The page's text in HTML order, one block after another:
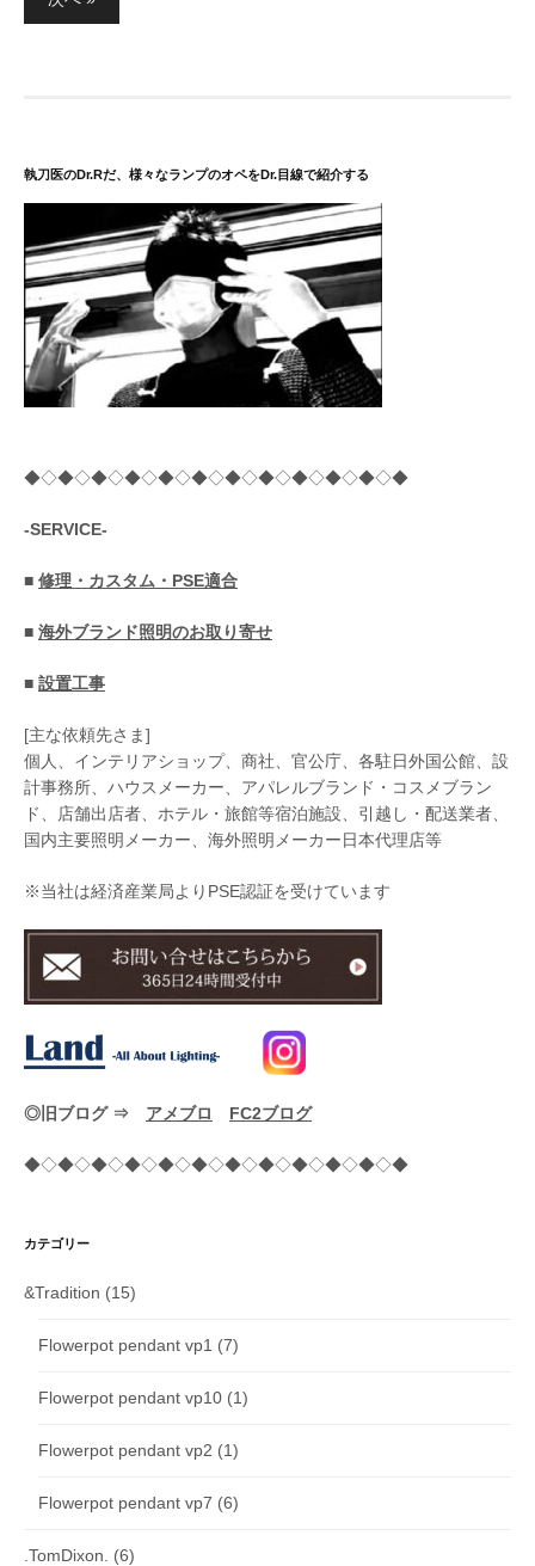
り
執刀医のDr.Rだ、様々なランプのオペをDr.目線で紹介する
◆◇◆◇◆◇◆◇◆◇◆◇◆◇◆◇◆◇◆◇◆◇◆
-SERVICE-
■ 修理・カスタム・PSE適合
■ 海外ブランド照明のお取り寄せ
■ 設置工事
[主な依頼先さま]
個人、インテリアショップ、商社、官公庁、各駐日外国公館、設
計事務所、ハウスメーカー、アパレルブランド・コスメブラン
ド、店舗出店者、ホテル・旅館等宿泊施設、引越し・配送業者、
国内主要照明メーカー、海外照明メーカー日本代理店等
※当社は経済産業局よりPSE認証を受けています
◎旧ブログ ⇒ アメブロ FC2ブログ
◆◇◆◇◆◇◆◇◆◇◆◇◆◇◆◇◆◇◆◇◆◇◆
カテゴリー
&Tradition (15)
Flowerpot pendant vp1 (7)
Flowerpot pendant vp10 (1)
Flowerpot pendant vp2 (1)
Flowerpot pendant vp7 (6)
.TomDixon. (6)